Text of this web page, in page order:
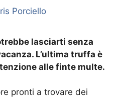
Porciello
lasciarti senza
L’ultima truffa è
alle finte multe.
pronti a trovare dei